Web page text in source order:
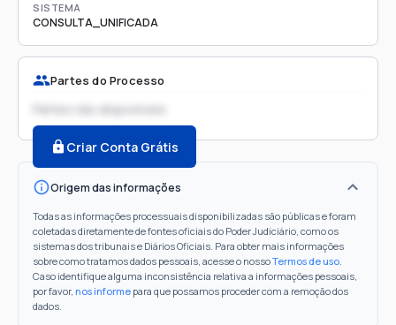
SISTEMA
CONSULTA_UNIFICADA
Partes do Processo
Partes não disponíveis
Criar Conta Grátis
Origem das informações
Todas as informações processuais disponibilizadas são públicas e foram
coletadas diretamente de fontes oficiais do Poder Judiciário, como os
sistemas dos tribunais e Diários Oficiais. Para obter mais informações
sobre como tratamos dados pessoais, acesse o nossoTermos de uso.
Caso identifique alguma inconsistência relativa a informações pessoais,
por favor, nos informe para que possamos proceder com a remoção dos
dados.